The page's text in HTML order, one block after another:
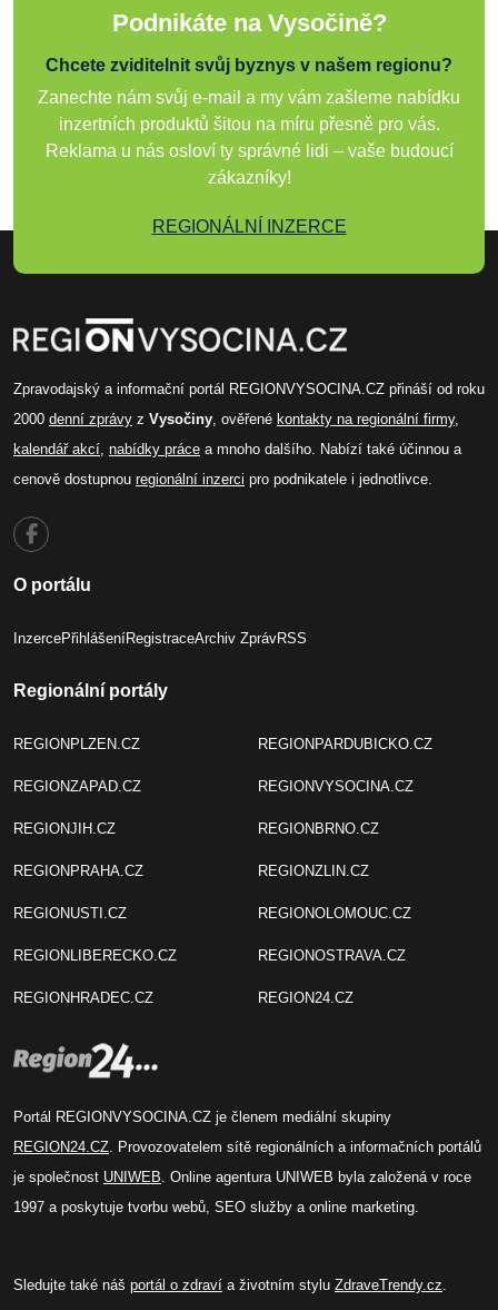
Podnikáte na Vysočině?
Chcete zviditelnit svůj byznys v našem regionu?
Zanechte nám svůj e-mail a my vám zašleme nabídku
inzertních produktů šitou na míru přesně pro vás.
Reklama u nás osloví ty správné lidi – vaše budoucí
zákazníky!
REGIONÁLNÍ INZERCE
Zpravodajský a informační portál REGIONVYSOCINA.CZ přináší od roku
2000 denní zprávy z Vysočiny , ověřené kontakty na regionální firmy,
kalendář akcí nabídky práce a mnoho dalšího. Nabízí také účinnou a
cenově dostupnou regionální inzerci pro podnikatele i jednotlivce.
O portálu
InzercePřihlášeníRegistraceArchiv ZprávRSS
Regionální portály
REGIONPLZEN.CZ
REGIONZAPAD.CZ
REGIONJIH.CZ
REGIONPRAHA.CZ
REGIONUSTI.CZ
REGIONLIBERECKO.CZ
REGIONHRADEC.CZ
REGIONPARDUBICKO.CZ
REGIONVYSOCINA.CZ
REGIONBRNO.CZ
REGIONZLIN.CZ
REGIONOLOMOUC.CZ
REGIONOSTRAVA.CZ
REGION24.CZ
Portál REGIONVYSOCINA.CZ je členem mediální skupiny
REGION24.CZ . Provozovatelem sítě regionálních a informačních portálů
je společnost UNIWEB . Online agentura UNIWEB byla založená v roce
1997 a poskytuje tvorbu webů, SEO služby a online marketing.
Sledujte také náš portál o zdraví a životním stylu ZdraveTrendy.cz